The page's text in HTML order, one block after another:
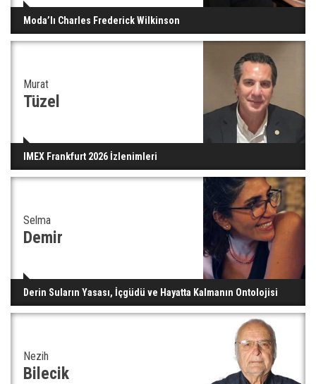
Moda’lı Charles Frederick Wilkinson
Murat
Tüzel
IMEX Frankfurt 2026 İzlenimleri
Selma
Demir
Derin Suların Yasası, İçgüdü ve Hayatta Kalmanın Ontolojisi
Nezih
Bilecik